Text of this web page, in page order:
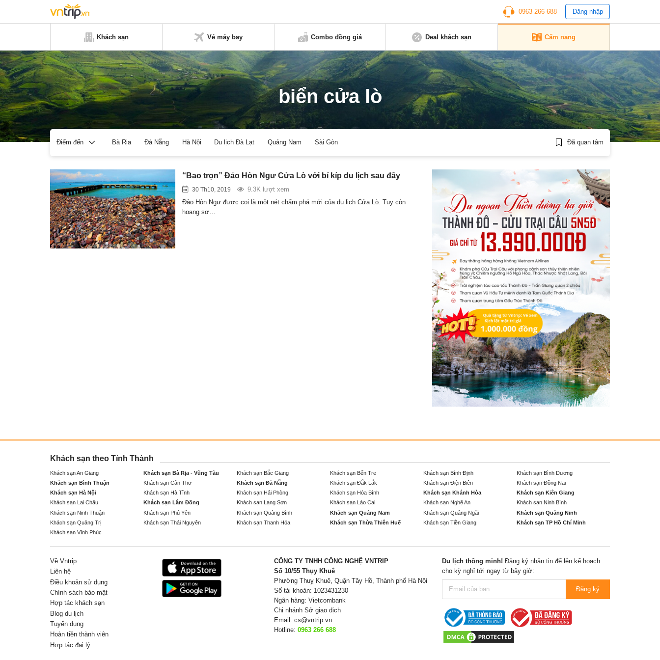
0963 266 688 Đăng nhập
Khách sạn Vé máy bay Combo đồng giá Deal khách sạn Cẩm nang
biển cửa lò
Điểm đến Bà Rịa Đà Nẵng Hà Nội Du lịch Đà Lạt Quảng Nam Sài Gòn Đã quan tâm
“Bao trọn” Đảo Hòn Ngư Cửa Lò với bí kíp du lịch sau đây
30 Th10, 2019
9.3K lượt xem
Đảo Hòn Ngư được coi là một nét chấm phá mới của du lịch Cửa Lò. Tuy còn
hoang sơ…
Khách sạn theo Tỉnh Thành
Khách sạn An Giang Khách sạn Bà Rịa - Vũng Tàu Khách sạn Bắc Giang Khách sạn Bến Tre Khách sạn Bình Định
Khách sạn Bình Dương
Khách sạn Bình Thuận
Khách sạn Cần Thơ Khách sạn Đà Nẵng Khách sạn Đắk Lắk Khách sạn Điện Biên
Khách sạn Đồng Nai
Khách sạn Hà Nội
Khách sạn Hà Tĩnh Khách sạn Hải Phòng Khách sạn Hòa Bình Khách sạn Khánh Hòa
Khách sạn Kiên Giang
Khách sạn Lai Châu
Khách sạn Lâm Đồng Khách sạn Lạng Sơn Khách sạn Lào Cai Khách sạn Nghệ An
Khách sạn Ninh Bình
Khách sạn Ninh Thuận
Khách sạn Phú Yên Khách sạn Quảng Bình Khách sạn Quảng Nam Khách sạn Quảng Ngãi
Khách sạn Quảng Ninh
Khách sạn Quảng Trị
Khách sạn Thái Nguyên Khách sạn Thanh Hóa Khách sạn Thừa Thiên Huế Khách sạn Tiền Giang
Khách sạn TP Hồ Chí Minh
Khách sạn Vĩnh Phúc
Về Vntrip
Liên hệ
Điều khoản sử dụng
Chính sách bảo mật
Hợp tác khách sạn
Blog du lịch
Tuyển dụng
Hoàn tiền thành viên
Hợp tác đại lý
CÔNG TY TNHH CÔNG NGHỆ VNTRIP
Số 10/55 Thụy Khuê
Phường Thuỵ Khuê, Quận Tây Hồ, Thành phố Hà Nội
Số tài khoản: 1023431230
Ngân hàng: Vietcombank
Chi nhánh Sở giao dịch
Email: cs@vntrip.vn
Hotline: 0963 266 688
Du lịch thông minh! Đăng ký nhận tin để lên kế hoạch
cho kỳ nghỉ tới ngay từ bây giờ:
Đăng ký